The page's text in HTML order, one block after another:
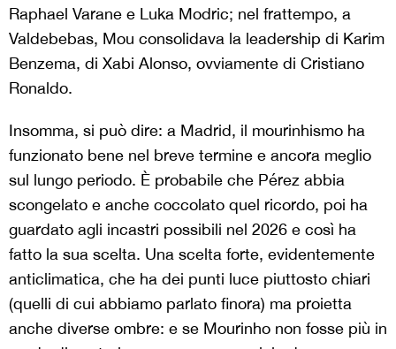
Raphael Varane e Luka Modric; nel frattempo, a
Valdebebas, Mou consolidava la leadership di Karim
Benzema, di Xabi Alonso, ovviamente di Cristiano
Ronaldo.
Insomma, si può dire: a Madrid, il mourinhismo ha
funzionato bene nel breve termine e ancora meglio
sul lungo periodo. È probabile che Pérez abbia
scongelato e anche coccolato quel ricordo, poi ha
guardato agli incastri possibili nel 2026 e così ha
fatto la sua scelta. Una scelta forte, evidentemente
anticlimatica, che ha dei punti luce piuttosto chiari
(quelli di cui abbiamo parlato finora) ma proietta
anche diverse ombre: e se Mourinho non fosse più in